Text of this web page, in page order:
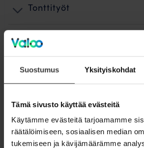
Suostumus Yksityiskohdat
Tämä sivusto käyttää evästeitä
Käytämme evästeitä tarjoamamme
räätälöimiseen, sosiaalisen median
tukemiseen ja kävijämäärämme
Tonttityöt
Maanrakentaminen
Kuidun puhallus ja teletyöt
Käyttöönotto
Jälkityöt ja